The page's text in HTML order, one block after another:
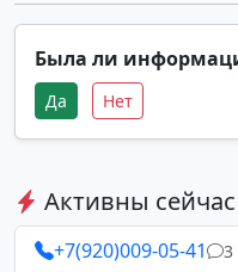
Была ли
Да Нет
Активны сейчас
+7(920)009-05-41 3